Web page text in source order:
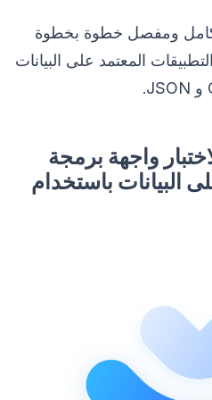
كامل ومفصل خطوة بخطوة
المعتمد على البيانات
واجهة برمجة
البيانات باستخدام